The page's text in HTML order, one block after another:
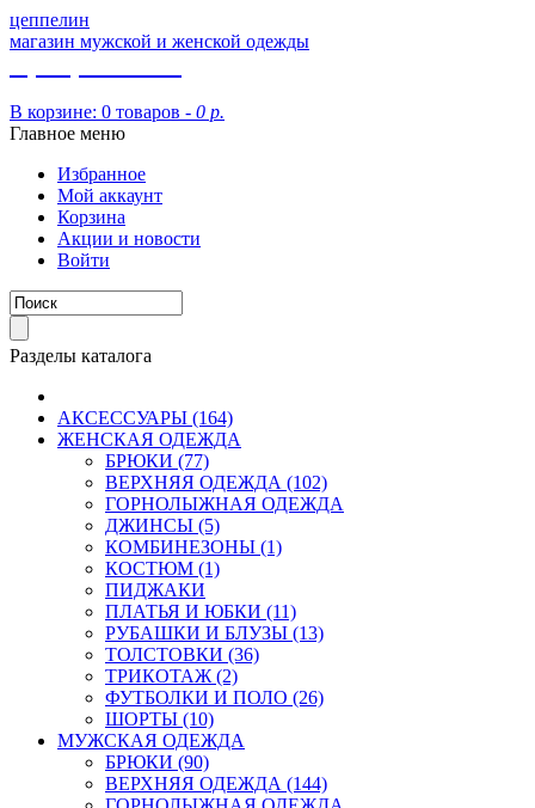
цеппелин
магазин мужской и женской одежды
В корзине: 0 товаров - 0 р.
Главное меню
Избранное
Мой аккаунт
Корзина
Акции и новости
Войти
Разделы каталога
АКСЕССУАРЫ (164)
ЖЕНСКАЯ ОДЕЖДА
БРЮКИ (77)
ВЕРХНЯЯ ОДЕЖДА (102)
ГОРНОЛЫЖНАЯ ОДЕЖДА
ДЖИНСЫ (5)
КОМБИНЕЗОНЫ (1)
КОСТЮМ (1)
ПИДЖАКИ
ПЛАТЬЯ И ЮБКИ (11)
РУБАШКИ И БЛУЗЫ (13)
ТОЛСТОВКИ (36)
ТРИКОТАЖ (2)
ФУТБОЛКИ И ПОЛО (26)
ШОРТЫ (10)
МУЖСКАЯ ОДЕЖДА
БРЮКИ (90)
ВЕРХНЯЯ ОДЕЖДА (144)